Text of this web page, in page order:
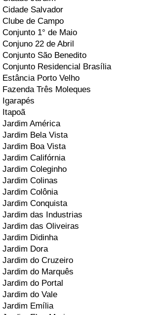
Cidade Salvador
Clube de Campo
Conjunto 1° de Maio
Conjuno 22 de Abril
Conjunto São Benedito
Conjunto Residencial Brasília
Estância Porto Velho
Fazenda Três Moleques
Igarapés
Itapoã
Jardim América
Jardim Bela Vista
Jardim Boa Vista
Jardim Califórnia
Jardim Coleginho
Jardim Colinas
Jardim Colônia
Jardim Conquista
Jardim das Industrias
Jardim das Oliveiras
Jardim Didinha
Jardim Dora
Jardim do Cruzeiro
Jardim do Marquês
Jardim do Portal
Jardim do Vale
Jardim Emília